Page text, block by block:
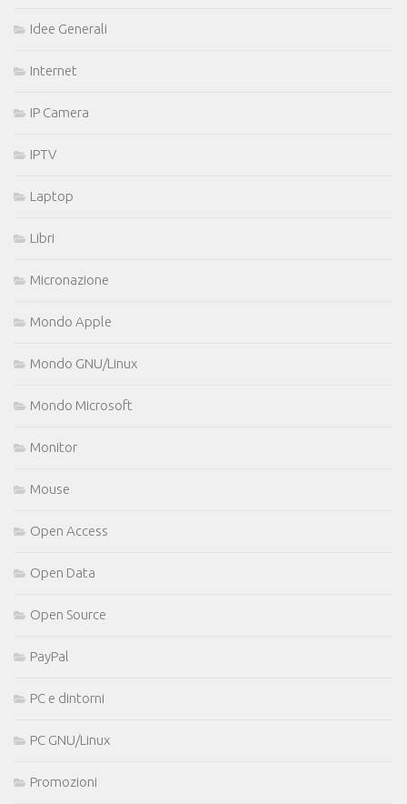
Idee Generali
Internet
IP Camera
IPTV
Laptop
Libri
Micronazione
Mondo Apple
Mondo GNU/Linux
Mondo Microsoft
Monitor
Mouse
Open Access
Open Data
Open Source
PayPal
PC e dintorni
PC GNU/Linux
Promozioni